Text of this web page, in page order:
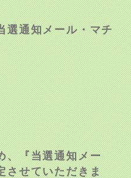
選通知メール・マチ
、『当選通知メー
させていただきま